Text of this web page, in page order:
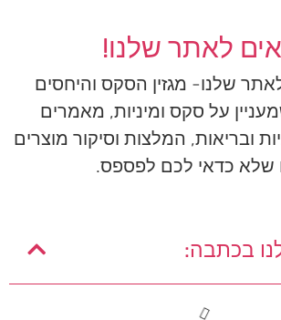
לאתר שלנו!
שלנו- מגזין הסקס והיחסים
על סקס ומיניות, מאמרים
ובריאות, המלצות וסיקור מוצרים
שלא כדאי לכם לפספס.
בכתבה: